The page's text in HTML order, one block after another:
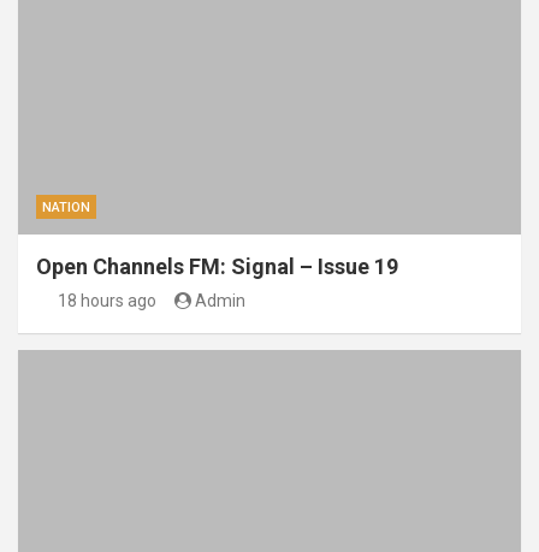
NATION
Open Channels FM: Signal – Issue 19
18 hours ago Admin